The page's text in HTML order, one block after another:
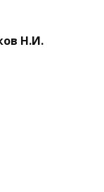
Н.И.